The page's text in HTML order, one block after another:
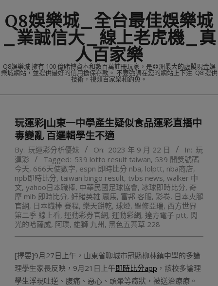
to
content
Q8娛樂城_全台最佳娛樂城
_業誠信大_線上老虎機_真
人百家樂
Q8娛樂城 擁有 100 億賭博資本和數百萬註冊玩家，是亞洲最大的虛擬現金娛
樂城網站，並提供最好的信用擔保存款。 不要強調在您的網站上下注. Q8 提供
技術，視頻百家樂和釣魚。
Menu玩運彩|山東一中學產生疑似食品運彩直播中
毒變亂 百邏輯學生不適
By: 玩運彩分析優妹 On: 2023 年 9 月 22 日 In: 玩
運彩
Tagged: 539 lotto result taiwan, 539 開獎號碼
今天, 666天使數字, espn 即時比分 nba, lolptt, nba商店,
npb即時比分, taiwan bingo result, tvbs news, walker 中
文, yahoo日本職棒, 中華民國足球協會, 冰球即時比分, 奇
摩 mlb 即時比分, 好賭英雄 贏馬, 富邦 客服, 彩卷, 日本火腿
官網, 日本職棒 賽程, 樂天餅乾, 球燈, 聖修亞瑞, 西方世界
第二季 線上看, 運動彩券官網, 運動彩絹, 達方電子 ptt, 閃
光的哈薩威, 阿璞, 雄獅 九州, 黑色五葉草 228
[擇要]9月27日上午，山東省聊城市冠縣柳林鎮中學的多論
理學生家長反映，9月21日上午即時比分app ，該校多論理
學生浮現吐逆、腹痛、惡心、頭暈等癥狀，被送治療療。